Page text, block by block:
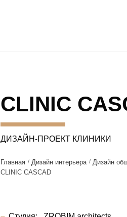
CLINIC
ДИЗАЙН-ПРОЕКТ КЛИНИКИ
Главная Дизайн интерьера
Дизайн
CLINIC CASCAD